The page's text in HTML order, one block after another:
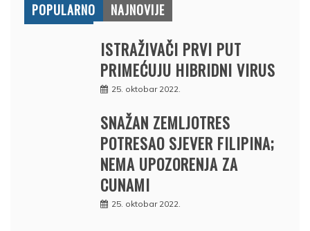
POPULARNO NAJNOVIJE
ISTRAŽIVAČI PRVI PUT
PRIMEĆUJU HIBRIDNI VIRUS
25. oktobar 2022.
SNAŽAN ZEMLJOTRES
POTRESAO SJEVER FILIPINA;
NEMA UPOZORENJA ZA
CUNAMI
25. oktobar 2022.